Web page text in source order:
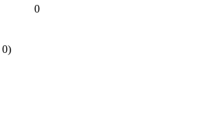
0
0)